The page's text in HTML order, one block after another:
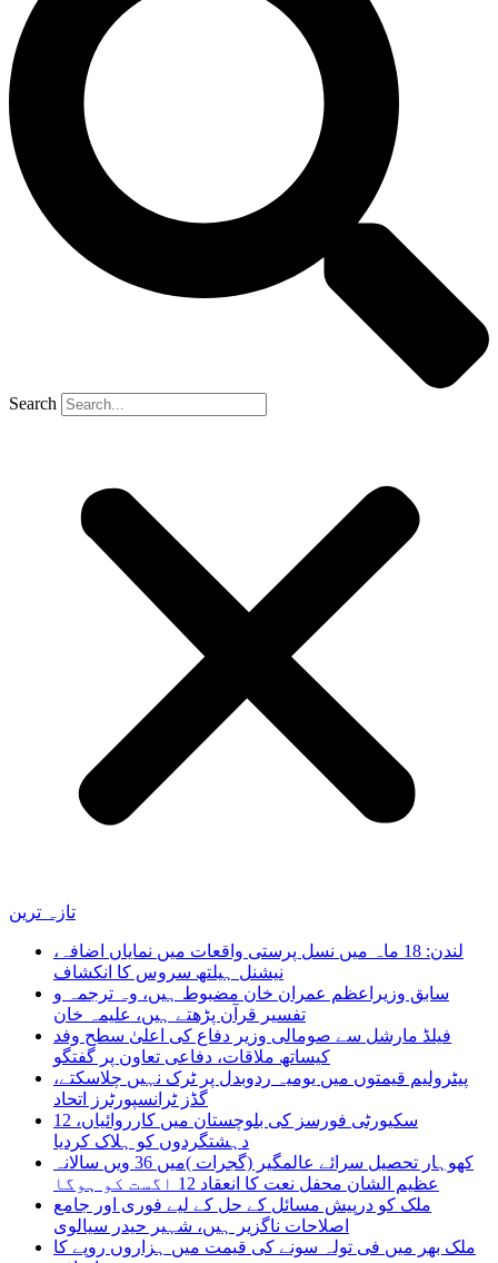
Search
تازہ ترین
لندن: 18 ماہ میں نسل پرستی واقعات میں نمایاں اضافہ،
نیشنل ہیلتھ سروس کا انکشاف
سابق وزیراعظم عمران خان مضبوط ہیں، وہ ترجمہ و
تفسیر قرآن پڑھتے ہیں، علیمہ خان
فیلڈ مارشل سے صومالی وزیر دفاع کی اعلیٰ سطح وفد
کیساتھ ملاقات، دفاعی تعاون پر گفتگو
پیٹرولیم قیمتوں میں یومیہ ردوبدل پر ٹرک نہیں چلاسکتے،
گڈز ٹرانسپورٹرز اتحاد
سکیورٹی فورسز کی بلوچستان میں کارروائیاں، 12
دہشتگردوں کو ہلاک کردیا
کھوہار تحصیل سرائے عالمگیر (گجرات )میں 36 ویں سالانہ
عظیم الشان محفل نعت کا انعقاد 12 اگست کو ہوگا
ملک کو درپیش مسائل کے حل کے لیے فوری اور جامع
اصلاحات ناگزیر ہیں، شہیر حیدر سیالوی
ملک بھر میں فی تولہ سونے کی قیمت میں ہزاروں روپے کا